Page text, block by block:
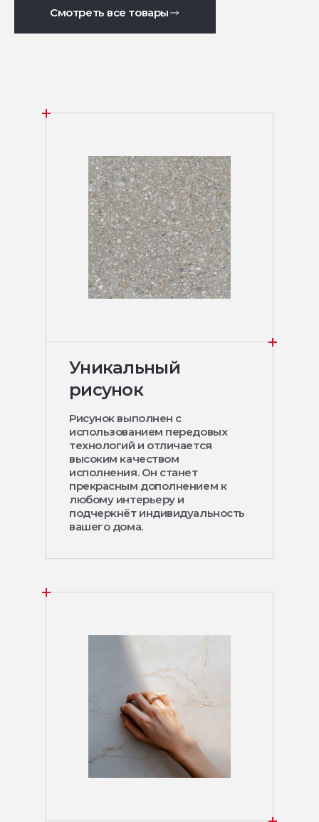
Смотреть все товары
Уникальный
рисунок
Рисунок выполнен с
использованием передовых
технологий и отличается
высоким качеством
исполнения. Он станет
прекрасным дополнением к
любому интерьеру и
подчеркнёт индивидуальность
вашего дома.